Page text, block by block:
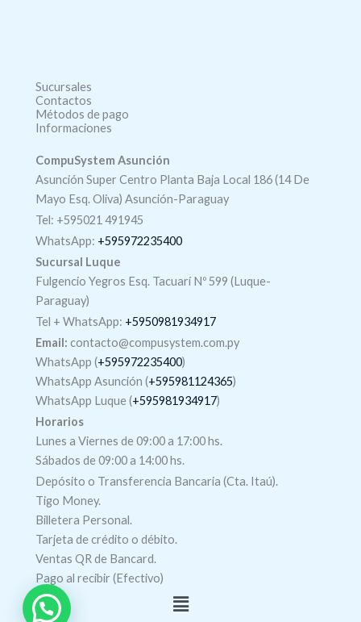
Sucursales
Contactos
Métodos de pago
Informaciones
CompuSystem Asunción
Asunción Super Centro Planta Baja Local 186 (14 De
Mayo Esq. Oliva) Asunción-Paraguay
Tel: +595021 491945
WhatsApp: +595972235400
Sucursal Luque
Fulgencio Yegros Esq. Tacuarí Nº 599 (Luque-
Paraguay)
Tel + WhatsApp: +5950981934917
Email: contacto@compusystem.com.py
WhatsApp (+595972235400)
WhatsApp Asunción (+595981124365)
WhatsApp Luque (+595981934917)
Horarios
Lunes a Viernes de 09:00 a 17:00 hs.
Sábados de 09:00 a 14:00 hs.
Depósito o Transferencia Bancaria (Cta. Itaú).
Tigo Money.
Billetera Personal.
Tarjeta de crédito o débito.
Ventas QR de Bancard.
Pago al recibir (Efectivo)
Menú